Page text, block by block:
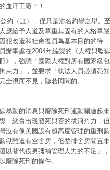
血汗工廠？！
約（註），僅只是沽名釣譽之舉。
應給予人道及尊重其固有的人格尊嚴
犯改造和社會復員為基本目的的待
辦事處在2004年編製的《人權與監
》，強調「國際人權對所有國家級包
束力」，並要求「執法人員必須悉知
全視而不見，聽若罔聞的。
暴動的消息與廢除死刑運動關連起來
，總會出現廢死與否的拔河角力，但
沒有像美國設有超高度管理的重刑監
獄雖還有空舍房，但整排舍房閒置未
以替代役男彌補管理人力的不足」，
廢除死刑的條件。